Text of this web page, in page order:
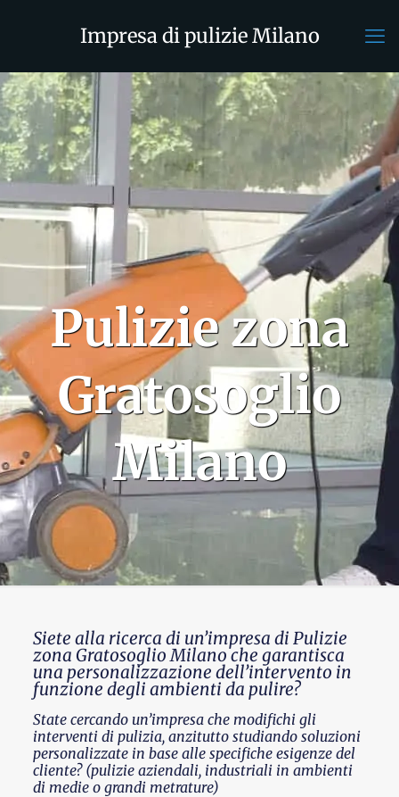
Impresa di pulizie Milano
Pulizie zona
Gratosoglio
Milano
Siete alla ricerca di un’impresa di Pulizie
zona Gratosoglio Milano che garantisca
una personalizzazione dell’intervento in
funzione degli ambienti da pulire?
State cercando un’impresa che modifichi gli
interventi di pulizia, anzitutto studiando soluzioni
personalizzate in base alle specifiche esigenze del
cliente? (pulizie aziendali, industriali in ambienti
di medie o grandi metrature)